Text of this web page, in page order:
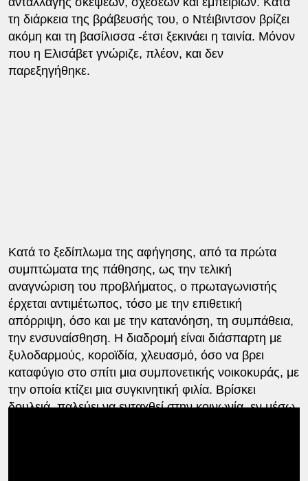
τη διάρκεια της βράβευσής του, ο Ντέιβιντσον βρίζει
ακόμη και τη βασίλισσα -έτσι ξεκινάει η ταινία. Μόνον
που η Ελισάβετ γνώριζε, πλέον, και δεν
παρεξηγήθηκε.
Κατά το ξεδίπλωμα της αφήγησης, από τα πρώτα
συμπτώματα της πάθησης, ως την τελική
αναγνώριση του προβλήματος, ο πρωταγωνιστής
έρχεται αντιμέτωπος, τόσο με την επιθετική
απόρριψη, όσο και με την κατανόηση, τη συμπάθεια,
την ενσυναίσθηση. Η διαδρομή είναι διάσπαρτη με
ξυλοδαρμούς, κοροϊδία, χλευασμό, όσο να βρει
καταφύγιο στο σπίτι μια συμπονετικής νοικοκυράς, με
την οποία κτίζει μια συγκινητική φιλία. Βρίσκει
δουλειά, παλεύει να ενταχθεί στην κοινωνία, εν μέσω